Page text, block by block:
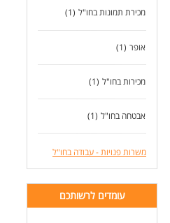
מכירת תמונות בחו"ל (1)
אופר (1)
מכירות בחו"ל (1)
אבטחה בחו"ל (1)
משרות פנויות - עבודה בחו"ל
עומדים לרשותכם